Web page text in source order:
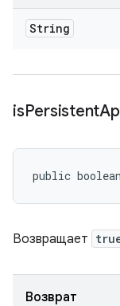
String
isPersistent
public
Возвращает
Возврат